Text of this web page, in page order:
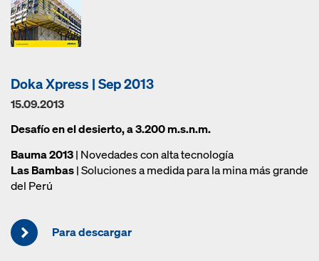
Doka Xpress | Sep 2013
15.09.2013
Desafío en el desierto, a 3.200 m.s.n.m.
Bauma 2013| Novedades con alta tecnología
Las Bambas| Soluciones a medida para la mina más grande
del Perú
Para descargar